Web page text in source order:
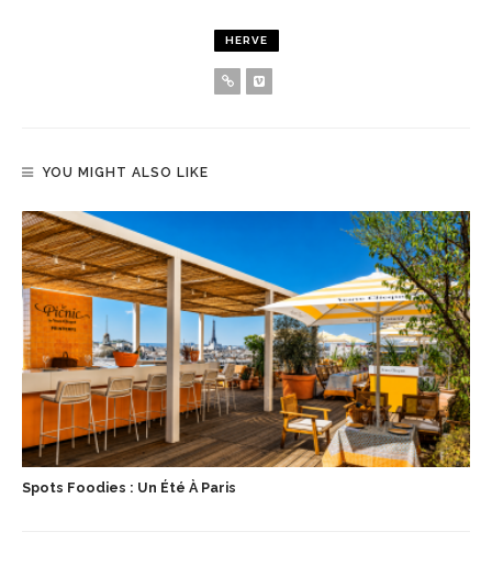
HERVE
YOU MIGHT ALSO LIKE
Spots Foodies : Un Été À Paris